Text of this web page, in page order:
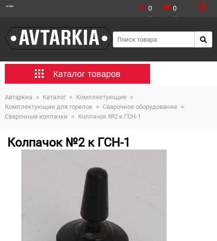
0 0
Каталог товаров
Автаркиа > Каталог > Комплектующие >
Комплектующие для горелок > Сварочное оборудование >
Сварочные колпачки > Колпачок №2 к ГСН-1
Колпачок №2 к ГСН-1